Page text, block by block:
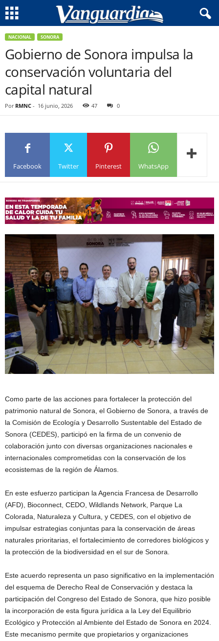
NACIONAL SONORA
Gobierno de Sonora impulsa la
conservación voluntaria del
capital natural
Por RMNC - 16 junio, 2026 47 0
Facebook Twitter Pinterest WhatsApp
Como parte de las acciones para fortalecer la protección del
patrimonio natural de Sonora, el Gobierno de Sonora, a través de
la Comisión de Ecología y Desarrollo Sustentable del Estado de
Sonora (CEDES), participó en la firma de un convenio de
colaboración junto con diversas organizaciones nacionales e
internacionales comprometidas con la conservación de los
ecosistemas de la región de Álamos.
En este esfuerzo participan la Agencia Francesa de Desarrollo
(AFD), Bioconnect, CEDO, Wildlands Network, Parque La
Colorada, Naturaleza y Cultura, y CEDES, con el objetivo de
impulsar estrategias conjuntas para la conservación de áreas
naturales prioritarias, el fortalecimiento de corredores biológicos y
la protección de la biodiversidad en el sur de Sonora.
Este acuerdo representa un paso significativo en la implementación
del esquema de Derecho Real de Conservación y destaca la
participación del Congreso del Estado de Sonora, que hizo posible
la incorporación de esta figura jurídica a la Ley del Equilibrio
Ecológico y Protección al Ambiente del Estado de Sonora en 2024.
Este mecanismo permite que propietarios y organizaciones